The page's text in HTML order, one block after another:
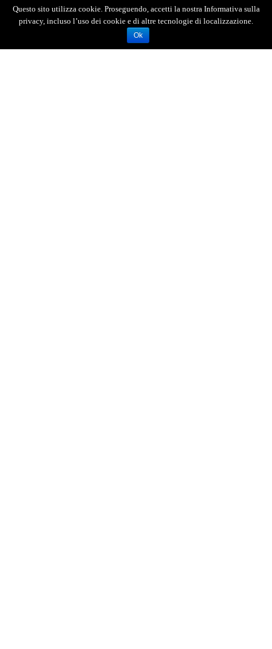
alto mafioso, aveva legami con ambienti
istituzionali deviati, essendo vicino al boss
. Già solo questo avrebbe
Questo sito utilizza cookie. Proseguendo, accetti la nostra Informativa sulla
privacy, incluso l’uso dei cookie e di altre tecnologie di localizzazione.
Ok